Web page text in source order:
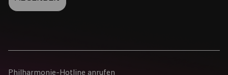
Philharmonie-Hotline anrufen